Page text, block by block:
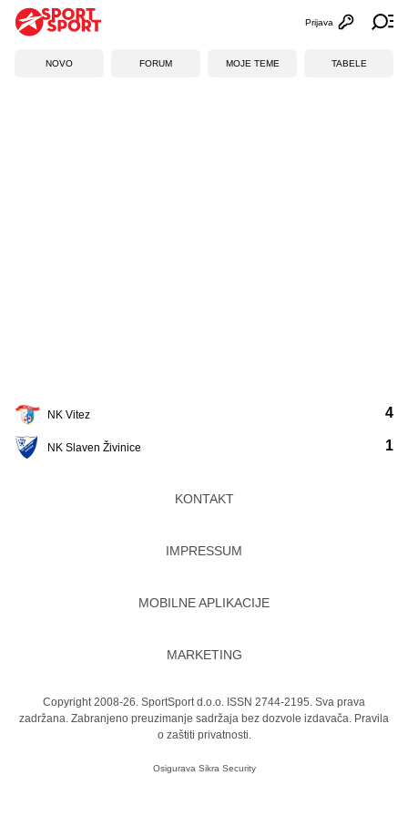
Otvori
Prijava
NOVO FORUM MOJE TEME TABELE
NK Vitez
NK Slaven Živinice
4
1
KONTAKT
IMPRESSUM
MOBILNE APLIKACIJE
MARKETING
Copyright 2008-26. SportSport d.o.o. ISSN 2744-2195. Sva prava
zadržana. Zabranjeno preuzimanje sadržaja bez dozvole izdavača. Pravila
o zaštiti privatnosti.
Osigurava Sikra Security